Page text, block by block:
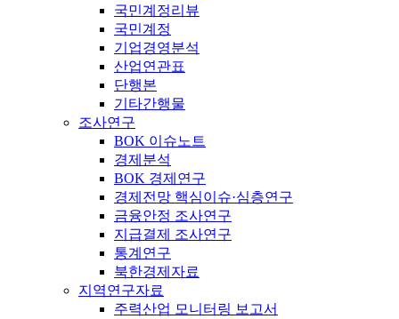
국민계정리뷰
국민계정
기업경영분석
산업연관표
단행본
기타간행물
조사연구
BOK 이슈노트
경제분석
BOK 경제연구
경제전망 핵심이슈·심층연구
금융안정 조사연구
지급결제 조사연구
통계연구
북한경제자료
지역연구자료
주력산업 모니터링 보고서